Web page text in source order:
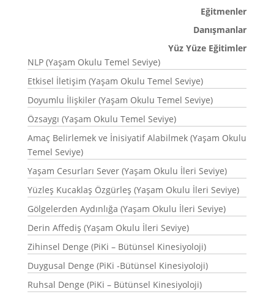
Eğitmenler
Danışmanlar
Yüz Yüze Eğitimler
NLP (Yaşam Okulu Temel Seviye)
Etkisel İletişim (Yaşam Okulu Temel Seviye)
Doyumlu İlişkiler (Yaşam Okulu Temel Seviye)
Özsaygı (Yaşam Okulu Temel Seviye)
Amaç Belirlemek ve İnisiyatif Alabilmek (Yaşam Okulu
Temel Seviye)
Yaşam Cesurları Sever (Yaşam Okulu İleri Seviye)
Yüzleş Kucaklaş Özgürleş (Yaşam Okulu İleri Seviye)
Gölgelerden Aydınlığa (Yaşam Okulu İleri Seviye)
Derin Affediş (Yaşam Okulu İleri Seviye)
Zihinsel Denge (PiKi – Bütünsel Kinesiyoloji)
Duygusal Denge (PiKi -Bütünsel Kinesiyoloji)
Ruhsal Denge (PiKi – Bütünsel Kinesiyoloji)